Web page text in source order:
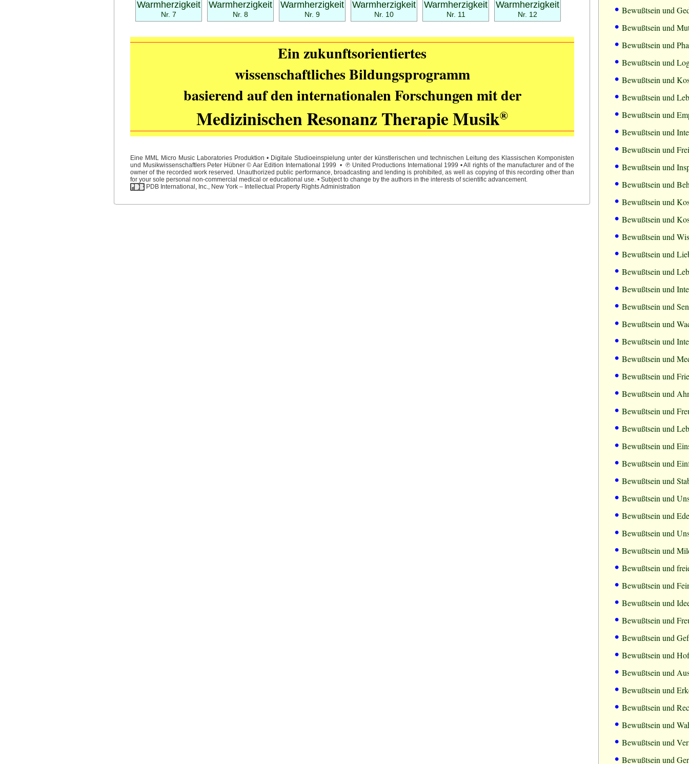
Warmherzigkeit
Nr. 7
Warmherzigkeit
Nr. 8
Warmherzigkeit
Nr. 9
Warmherzigkeit
Nr. 10
Warmherzigkeit
Nr. 11
Warmherzigkeit
Nr. 12
Ein zukunftsorientiertes
wissenschaftliches Bildungsprogramm
basierend auf den internationalen Forschungen mit der
Medizinischen Resonanz Therapie Musik®
Eine MML Micro Music Laboratories Produktion • Digitale Studioeinspielung unter der künstlerischen und technischen Leitung des Klassischen Komponisten
und Musikwissenschaftlers Peter Hübner © Aar Edition International 1999 • ℗ United Productions International 1999 • All rights of the manufacturer and of the
owner of the recorded work reserved. Unauthorized public performance, broadcasting and lending is prohibited, as well as copying of this recording other than
for your sole personal non-commercial medical or educational use. • Subject to change by the authors in the interests of scientific advancement.
PDB International, Inc., New York – Intellectual Property Rights Administration
• Bewußtsein und
• Bewußtsein und
• Bewußtsein und
• Bewußtsein und
• Bewußtsein und
• Bewußtsein und
• Bewußtsein und
• Bewußtsein und
• Bewußtsein und
• Bewußtsein und
• Bewußtsein und
• Bewußtsein und
• Bewußtsein und
• Bewußtsein und
• Bewußtsein und
• Bewußtsein und
• Bewußtsein und
• Bewußtsein und
• Bewußtsein und
• Bewußtsein und
• Bewußtsein und
• Bewußtsein und
• Bewußtsein und
• Bewußtsein und
• Bewußtsein und
• Bewußtsein und
• Bewußtsein und
• Bewußtsein und
• Bewußtsein und
• Bewußtsein und
• Bewußtsein und
• Bewußtsein und
• Bewußtsein und
• Bewußtsein und
• Bewußtsein und
• Bewußtsein und
• Bewußtsein und
• Bewußtsein und
• Bewußtsein und
• Bewußtsein und
• Bewußtsein und
• Bewußtsein und
• Bewußtsein und
• Bewußtsein und